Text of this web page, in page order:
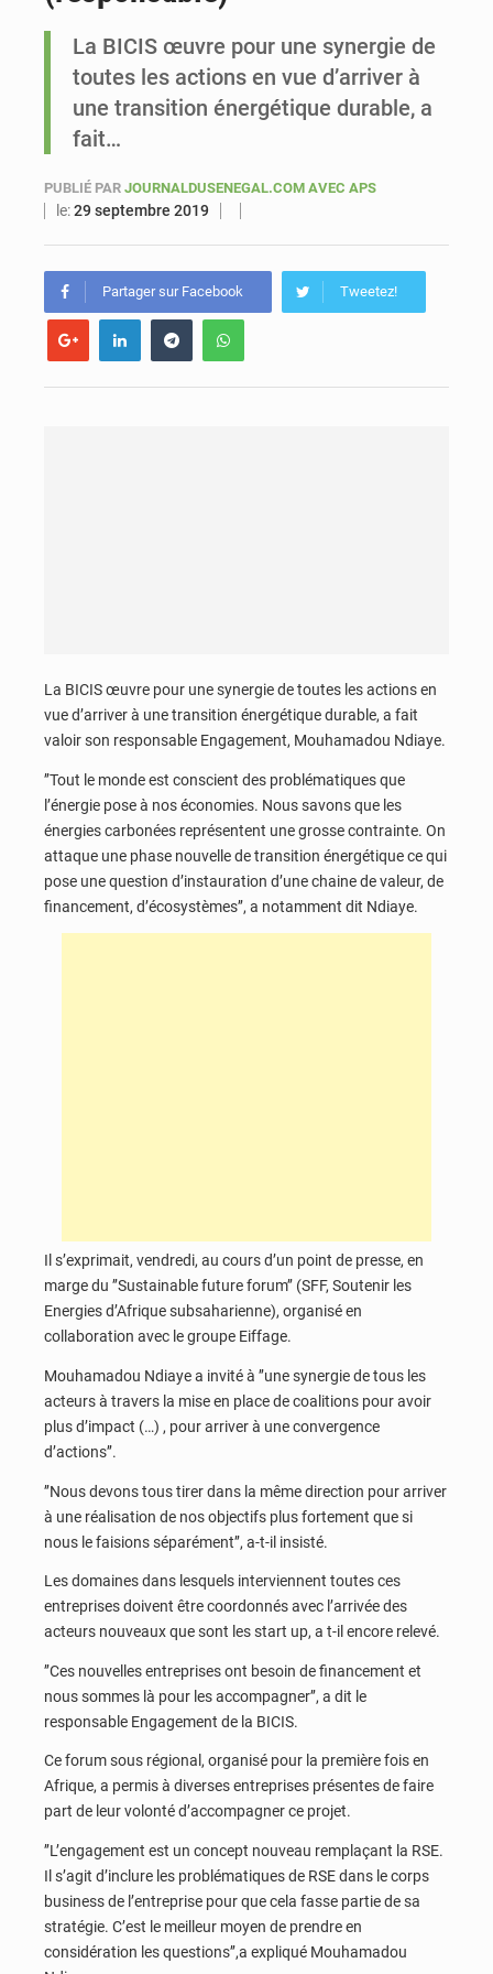
Sénégal : Ousmane Diagne prêtera serment le 11 août comme président du Conseil constitutionnel
La BICIS œuvre pour une synergie de
toutes les actions en vue d’arriver à
une transition énergétique durable, a
fait…
PUBLIÉ PAR JOURNALDUSENEGAL.COM AVEC APS
le:29 septembre 2019
Partager sur Facebook Tweetez!
La BICIS œuvre pour une synergie de toutes les actions en
vue d’arriver à une transition énergétique durable, a fait
valoir son responsable Engagement, Mouhamadou Ndiaye.
’’Tout le monde est conscient des problématiques que
l’énergie pose à nos économies. Nous savons que les
énergies carbonées représentent une grosse contrainte. On
attaque une phase nouvelle de transition énergétique ce qui
pose une question d’instauration d’une chaine de valeur, de
financement, d’écosystèmes’’, a notamment dit Ndiaye.
Il s’exprimait, vendredi, au cours d’un point de presse, en
marge du ’’Sustainable future forum’’ (SFF, Soutenir les
Energies d’Afrique subsaharienne), organisé en
collaboration avec le groupe Eiffage.
Mouhamadou Ndiaye a invité à ’’une synergie de tous les
acteurs à travers la mise en place de coalitions pour avoir
plus d’impact (…) , pour arriver à une convergence
d’actions’’.
’’Nous devons tous tirer dans la même direction pour arriver
à une réalisation de nos objectifs plus fortement que si
nous le faisions séparément’’, a-t-il insisté.
Les domaines dans lesquels interviennent toutes ces
entreprises doivent être coordonnés avec l’arrivée des
acteurs nouveaux que sont les start up, a t-il encore relevé.
’’Ces nouvelles entreprises ont besoin de financement et
nous sommes là pour les accompagner’’, a dit le
responsable Engagement de la BICIS.
Ce forum sous régional, organisé pour la première fois en
Afrique, a permis à diverses entreprises présentes de faire
part de leur volonté d’accompagner ce projet.
’’L’engagement est un concept nouveau remplaçant la RSE.
Il s’agit d’inclure les problématiques de RSE dans le corps
business de l’entreprise pour que cela fasse partie de sa
stratégie. C’est le meilleur moyen de prendre en
considération les questions’’,a expliqué Mouhamadou